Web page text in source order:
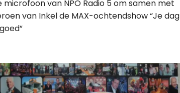
microfoon van NPO Radio 5 om samen met
van Inkel de MAX-ochtendshow “Je dag